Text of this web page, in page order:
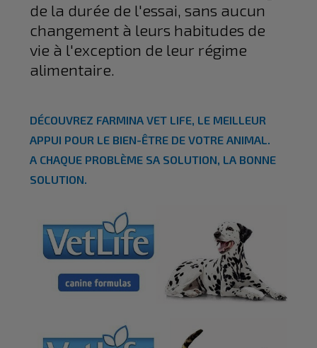
de la durée de l'essai, sans aucun
changement à leurs habitudes de
vie à l'exception de leur régime
alimentaire.
DÉCOUVREZ FARMINA VET LIFE, LE MEILLEUR
APPUI POUR LE BIEN-ÊTRE DE VOTRE ANIMAL.
A CHAQUE PROBLÈME SA SOLUTION, LA BONNE
SOLUTION.